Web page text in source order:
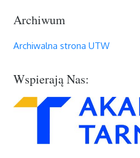
Archiwum
Archiwalna strona UTW
Wspierają Nas: